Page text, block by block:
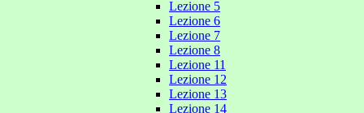
Lezione 5
Lezione 6
Lezione 7
Lezione 8
Lezione 11
Lezione 12
Lezione 13
Lezione 14